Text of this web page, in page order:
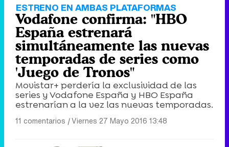
ESTRENO EN AMBAS PLATAFORMAS
Vodafone confirma: "HBO
España estrenará
simultáneamente las nuevas
temporadas de series como
'Juego de Tronos"
Movistar+ perdería la exclusividad de las
series y Vodafone España y HBO España
estrenarían a la vez las nuevas temporadas.
11 comentarios |Viernes 27 Mayo 2016 13:48